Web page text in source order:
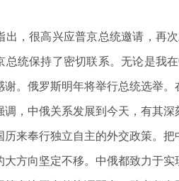
很高兴应普京总统邀请，再次
总统保持了密切联系。无论是我
谢。俄罗斯明年将举行总统选举
中俄关系发展到今天，有其深
历来奉行独立自主的外交政策。
大方向坚定不移。中俄都致力于